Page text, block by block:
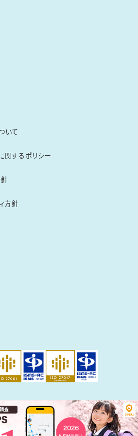
いて
関するポリシー
方針
All Rights Reserved.